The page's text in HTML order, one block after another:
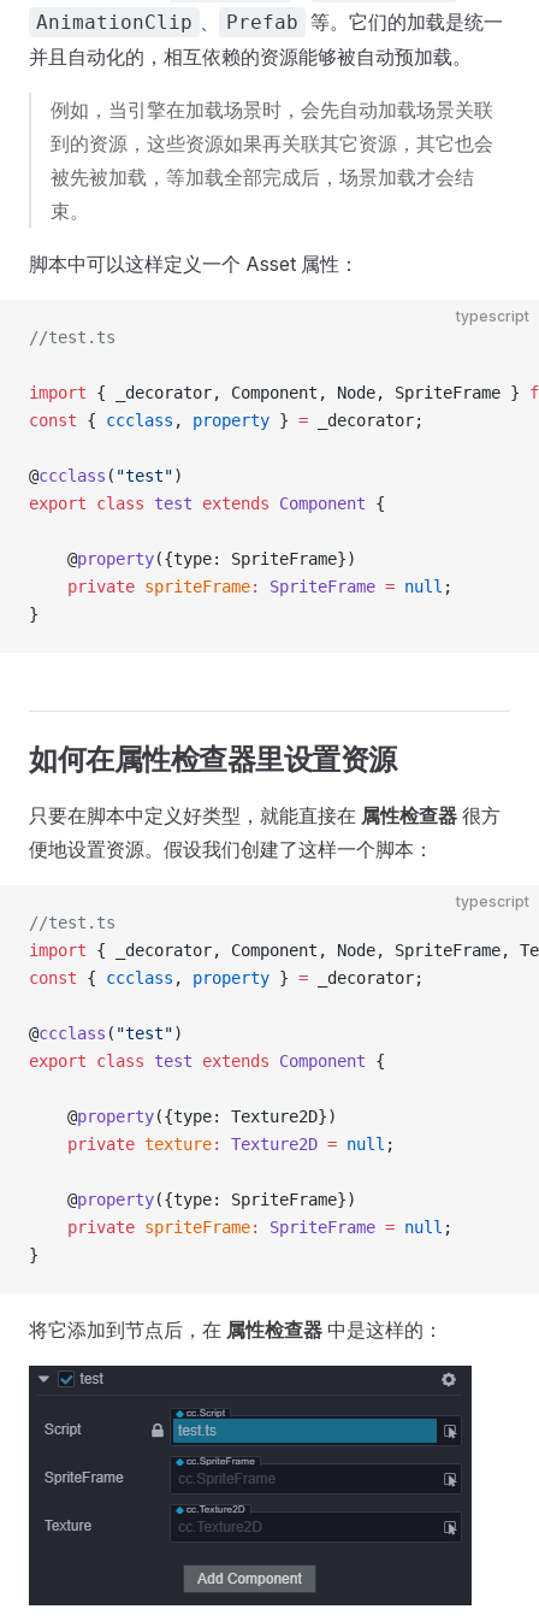
AnimationClip 、 Prefab 等。它们的加载是统一
并且自动化的，相互依赖的资源能够被自动预加载。
例如，当引擎在加载场景时，会先自动加载场景关联
到的资源，这些资源如果再关联其它资源，其它也会
被先被加载，等加载全部完成后，场景加载才会结
束。
脚本中可以这样定义一个 Asset 属性：
typescript
//test.ts
import { _decorator, Component, Node, SpriteFrame }
const { ccclass , property } = _decorator;
@ccclass ( "test")
export class test extends Component {
    @
property({type: SpriteFrame})
    private
spriteFrame: SpriteFrame = null ;
}
如何在属性检查器里设置资源
只要在脚本中定义好类型，就能直接在 属性检查器 很方
便地设置资源。假设我们创建了这样一个脚本：
typescript
//test.ts
import { _decorator, Component, Node, SpriteFrame,
const { ccclass , property } = _decorator;
@ccclass ( "test")
export class test extends Component {
    @
property({type: Texture2D})
    private
texture: Texture2D = null ;
    @
property({type: SpriteFrame})
    private
spriteFrame: SpriteFrame = null ;
}
将它添加到节点后，在 属性检查器 中是这样的：